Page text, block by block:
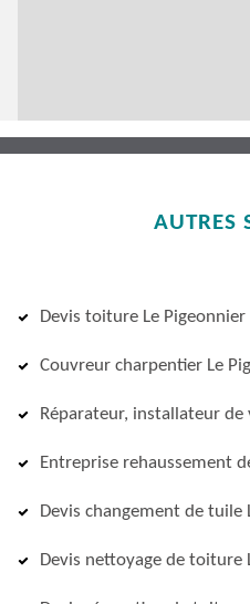
AUTRES
Devis toiture Le Pigeonnier
Couvreur charpentier Le
Réparateur, installateur de
Entreprise rehaussement
Devis changement de tuile
Devis nettoyage de toiture